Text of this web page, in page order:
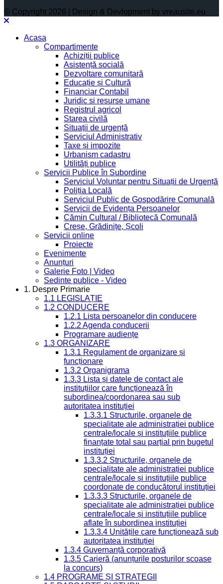
© Copyright 2026 | Design & Devlopment by vreausite.eu
Acasa
Compartimente
Achiziții publice
Asistență socială
Dezvoltare comunitară
Educație și Cultură
Financiar Contabil
Juridic si resurse umane
Registrul agricol
Starea civilă
Situații de urgență
Serviciul Administrativ
Taxe și impozite
Urbanism cadastru
Utilități publice
Servicii Publice în Subordine
Serviciul Voluntar pentru Situații de Urgență
Poliția Locală
Serviciul Public de Gospodărire Comunală
Servicii de Evidența Persoanelor
Cămin Cultural / Bibliotecă Comunală
Creșe, Grădinițe, Școli
Servicii online
Proiecte
Evenimente
Anunțuri
Galerie Foto | Video
Sedinte publice - Video
1. Despre Primarie
1.1 LEGISLAȚIE
1.2 CONDUCERE
1.2.1 Lista persoanelor din conducere
1.2.2 Agenda conducerii
Programare audiențe
1.3 ORGANIZARE
1.3.1 Regulament de organizare și
funcționare
1.3.2 Organigrama
1.3.3 Lista și datele de contact ale
instituțiilor care funcționează în
subordinea/coordonarea sau sub
autoritatea instituției
1.3.3.1 Structurile, organele de
specialitate ale administrației publice
centrale/locale și instituțiile publice
finanțate total sau parțial prin bugetul
instituției
1.3.3.2 Structurile, organele de
specialitate ale administrației publice
centrale/locale și instituțiile publice
coordonate de conducătorul instituției
1.3.3.3 Structurile, organele de
specialitate ale administrației publice
centrale/locale și instituțiile publice
aflate în subordinea instituției
1.3.3.4 Unitățile care funcționează sub
autoritatea instituției
1.3.4 Guvernanță corporativă
1.3.5 Carieră (anunțurile posturilor scoase
la concurs)
1.4 PROGRAME ȘI STRATEGII